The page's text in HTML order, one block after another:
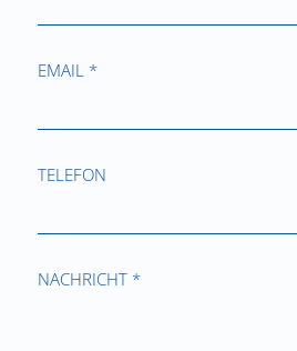
EMAIL *
TELEFON
NACHRICHT *